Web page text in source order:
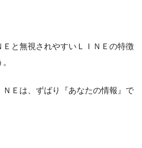
と無視されやすいＬＩＮＥの特徴
Ｅは、ずばり『あなたの情報』で